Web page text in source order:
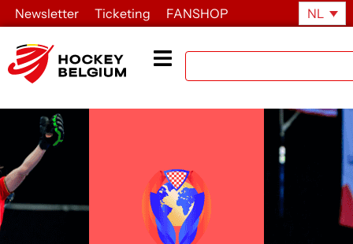
Newsletter Ticketing FANSHOP NL